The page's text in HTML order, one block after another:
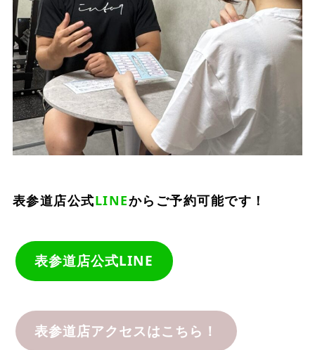
表参道店公式LINEからご予約可能です！
表参道店公式LINE
表参道店アクセスはこちら！